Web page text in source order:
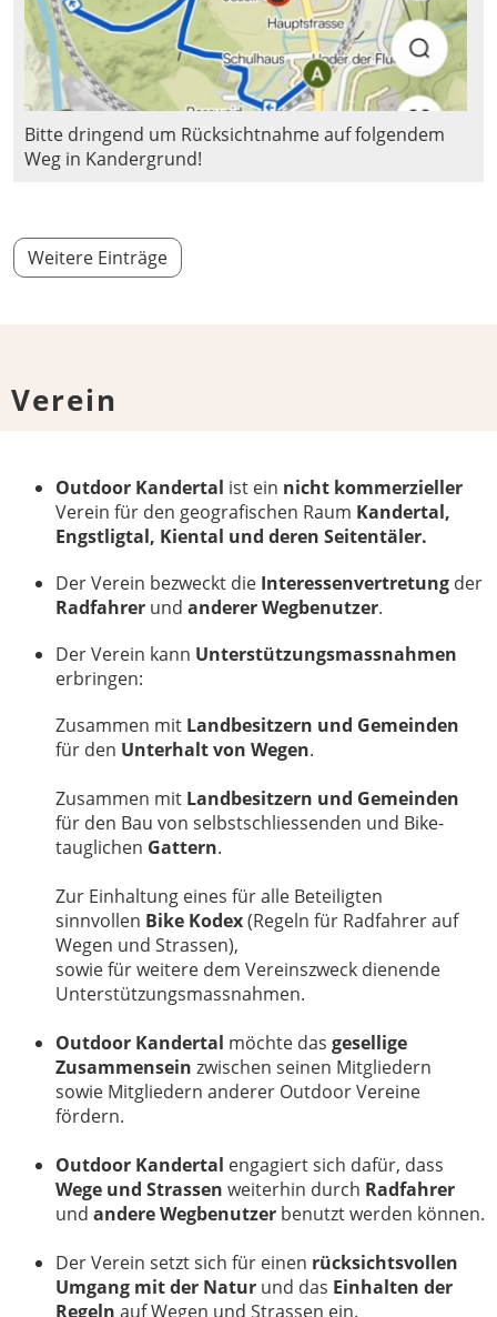
Bitte dringend um Rücksichtnahme auf folgendem
Weg in Kandergrund!
Weitere Einträge
Verein
Outdoor Kandertal ist ein nicht kommerzieller
Verein für den geografischen Raum Kandertal,
Engstligtal, Kiental und deren Seitentäler.
Der Verein bezweckt die Interessenvertretung der
Radfahrer und anderer Wegbenutzer.
Der Verein kann Unterstützungsmassnahmen
erbringen:
Zusammen mit Landbesitzern und Gemeinden
für den Unterhalt von Wegen.
Zusammen mit Landbesitzern und Gemeinden
für den Bau von selbstschliessenden und Bike-
tauglichen Gattern.
Zur Einhaltung eines für alle Beteiligten
sinnvollen Bike Kodex(Regeln für Radfahrer auf
Wegen und Strassen),
sowie für weitere dem Vereinszweck dienende
Unterstützungsmassnahmen.
Outdoor Kandertal möchte das gesellige
Zusammensein zwischen seinen Mitgliedern
sowie Mitgliedern anderer Outdoor Vereine
fördern.
Outdoor Kandertal engagiert sich dafür, dass
Wege und Strassen weiterhin durch Radfahrer
und andere Wegbenutzer benutzt werden können.
Der Verein setzt sich für einen rücksichtsvollen
Umgang mit der Natur und das Einhalten der
Regeln auf Wegen und Strassen ein.